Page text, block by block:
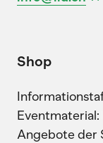
Shop
Angebote der